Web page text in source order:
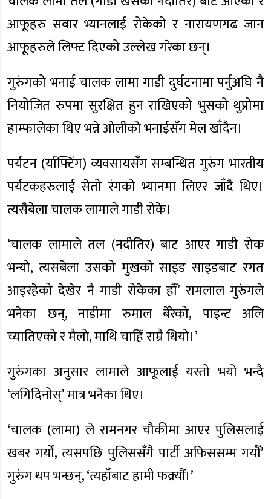
आफूहरु सवार भ्यानलाई रोकेको र नारायणगढ जान
आफूहरुले लिफ्ट दिएको उल्लेख गरेका छन्।
गुरुंगको भनाई चालक लामा गाडी दुर्घटनामा पर्नुअघि नै
नियोजित रुपमा सुरक्षित हुन राखिएको भुसको थुप्रोमा
हाम्फालेका थिए भन्ने ओलीको भनाईसँग मेल खाँदैन।
पर्यटन (र्याफ्टिंग) व्यवसायसँग सम्बन्धित गुरुंग भारतीय
पर्यटकहरुलाई सेतो रंगको भ्यानमा लिएर जाँदै थिए।
त्यसैबेला चालक लामाले गाडी रोके।
‘चालक लामाले तल (नदीतिर) बाट आएर गाडी रोक
भन्यो, त्यसबेला उसको मुखको साइड साइडबाट रगत
आइरहेको देखेर नै गाडी रोकेका हौँ’ रामलाल गुरुंगले
भनेका छन्, नाडीमा रुमाल बेरेको, पाइन्ट अलि
च्यातिएको र मैलो, माथि चाहिँ राम्रै थियो।’
गुरुंगका अनुसार लामाले आफूलाई यस्तो भयो भन्दै
‘लगिदिनोस्’ मात्र भनेका थिए।
‘चालक (लामा) ले रामनगर चौकीमा आएर पुलिसलाई
खबर गर्यो, त्यसपछि पुलिससँगै पार्टी अफिससम्म गयौँ’
गुरुंग थप भन्छन्, ‘त्यहाँबाट हामी फक्र्यौं।’